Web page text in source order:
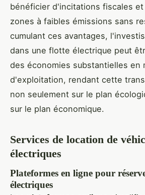
bénéficier d'incitations fiscales et
zones à faibles émissions sans
cumulant ces avantages,
dans une flotte électrique peut
des économies substantielles en
d'exploitation, rendant cette
non seulement sur le plan
sur le plan économique.
Services de location de
électriques
Plateformes en ligne pour
électriques